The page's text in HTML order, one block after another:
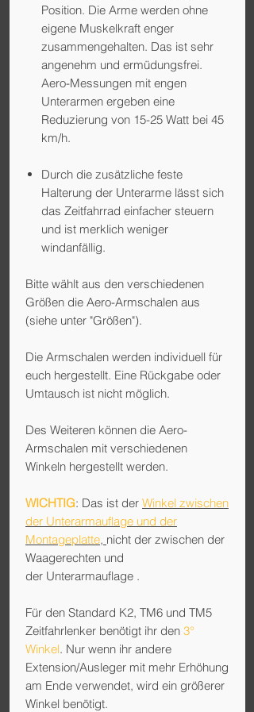
Position. Die Arme werden ohne
eigene Muskelkraft enger
zusammengehalten. Das ist sehr
angenehm und ermüdungsfrei.
Aero-Messungen mit engen
Unterarmen ergeben eine
Reduzierung von 15-25 Watt bei 45
km/h.
Durch die zusätzliche feste
Halterung der Unterarme lässt sich
das Zeitfahrrad einfacher steuern
und ist merklich weniger
windanfällig.
Bitte wählt aus den verschiedenen
Größen die Aero-Armschalen aus
(siehe unter "Größen").
Die Armschalen werden individuell für
euch hergestellt. Eine Rückgabe oder
Umtausch ist nicht möglich.
Des Weiteren können die Aero-
Armschalen mit verschiedenen
Winkeln hergestellt werden.
WICHTIG: Das ist der Winkel zwischen
der Unterarmauflage und der
Montageplatte, nicht der zwischen der
Waagerechten und
der Unterarmauflage .
Für den Standard K2, TM6 und TM5
Zeitfahrlenker benötigt ihr den 3°
Winkel. Nur wenn ihr andere
Extension/Ausleger mit mehr Erhöhung
am Ende verwendet, wird ein größerer
Winkel benötigt.